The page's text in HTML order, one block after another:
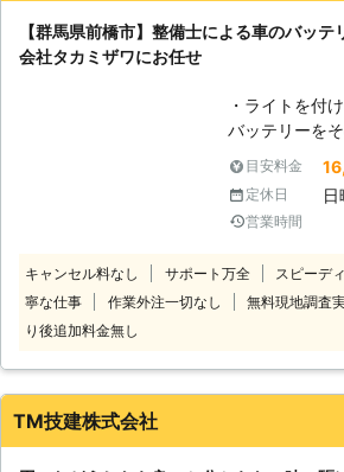
海道に拠点を
駆けつけられ
くの車トラブ
で、気軽にご相談
ッテリー切れ
と、車を動か
にご連絡いた
出張してエン
します。お任
【群馬県前橋市】整備士による車のバッ
会社タカミザワにお任せ
・ライトを付
バッテリーを
長い間車を動か
ような使い方
の原因となり
市・渋川市に
駆け付けてエ
す。 <車のバッテリー上がりは当店
いですよね。
様のもとに迅
目安料金
定休日 日
営業時間
キャンセル料なし サポート万全 スピーデ
寧な仕事
作業外注一切なし 無料現地調査
り後追加料金無し
TM技建株式会社